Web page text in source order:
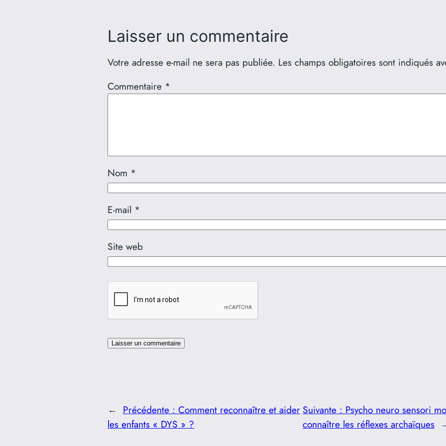
Laisser un commentaire
Votre adresse e-mail ne sera pas publiée. Les champs obligatoires sont indiqués
Commentaire *
Nom *
E-mail *
Site web
← Précédente : Comment reconnaître et aider
les enfants « DYS » ?
Suivante : Psycho neuro sensori
connaître les réflexes archaïques